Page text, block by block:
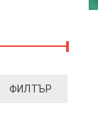
ФИЛТЪР